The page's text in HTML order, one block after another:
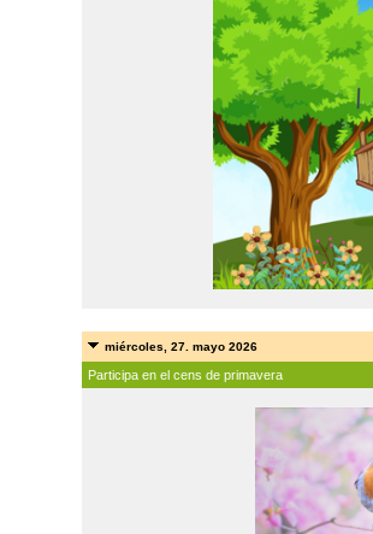
miércoles, 27. mayo 2026
Participa en el cens de primavera